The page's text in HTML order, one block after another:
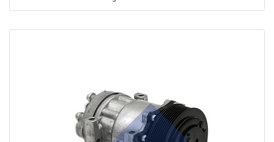
TRUCK|VOLVO|FH (4)|2012-2021